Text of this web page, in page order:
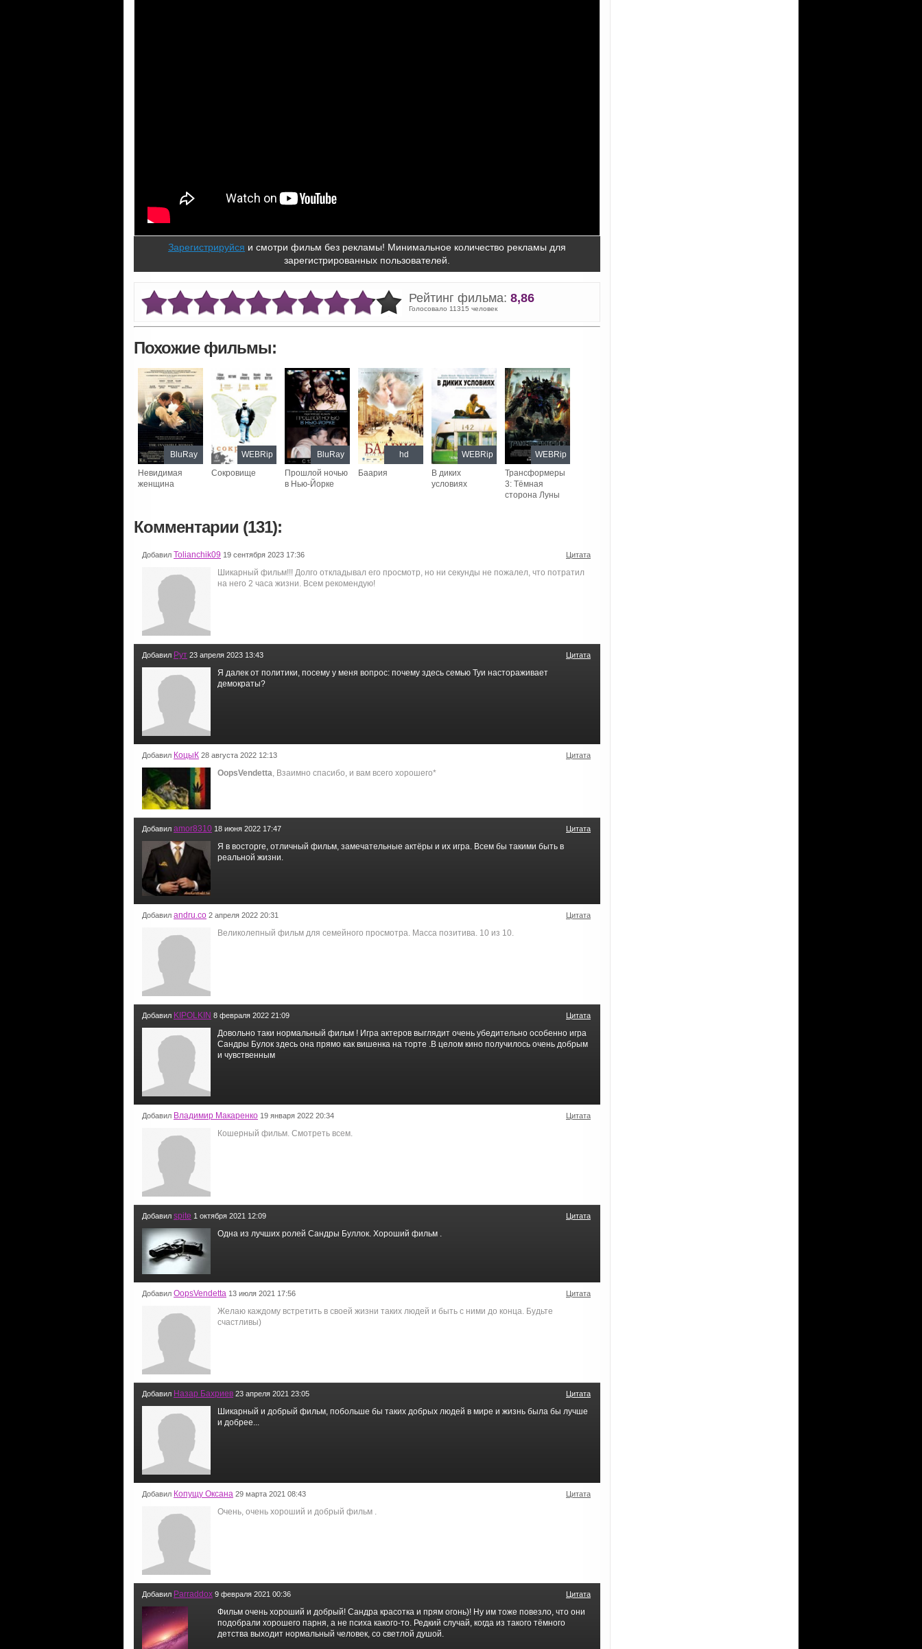
Зарегистрируйся и смотри фильм без рекламы! Минимальное количество рекламы для
зарегистрированных пользователей.
Рейтинг фильма: 8,86
Голосовало 11315 человек
Похожие фильмы:
Невидимая
женщина
BluRay
Сокровище
WEBRip
Прошлой ночью
в Нью-Йорке
BluRay
Баария
hd
В диких
условиях
WEBRip
Трансформеры
3: Тёмная
сторона Луны
WEBRip
Комментарии (131):
Добавил Tolianchik09 19 сентября 2023 17:36 Цитата
Шикарный фильм!!! Долго откладывал его просмотр, но ни секунды не пожалел, что потратил
на него 2 часа жизни. Всем рекомендую!
Добавил Рут 23 апреля 2023 13:43 Цитата
Я далек от политики, посему у меня вопрос: почему здесь семью Туи настораживает
демократы?
Добавил КоцыК 28 августа 2022 12:13 Цитата
OopsVendetta, Взаимно спасибо, и вам всего хорошего*
Добавил amor8310 18 июня 2022 17:47 Цитата
Я в восторге, отличный фильм, замечательные актёры и их игра. Всем бы такими быть в
реальной жизни.
Добавил andru.co 2 апреля 2022 20:31 Цитата
Великолепный фильм для семейного просмотра. Масса позитива. 10 из 10.
Добавил KIPOLKIN 8 февраля 2022 21:09 Цитата
Довольно таки нормальный фильм ! Игра актеров выглядит очень убедительно особенно игра
Сандры Булок здесь она прямо как вишенка на торте .В целом кино получилось очень добрым
и чувственным
Добавил Владимир Макаренко 19 января 2022 20:34 Цитата
Кошерный фильм. Смотреть всем.
Добавил spite 1 октября 2021 12:09 Цитата
Одна из лучших ролей Сандры Буллок. Хороший фильм .
Добавил OopsVendetta 13 июля 2021 17:56 Цитата
Желаю каждому встретить в своей жизни таких людей и быть с ними до конца. Будьте
счастливы)
Добавил Назар Бахриев 23 апреля 2021 23:05 Цитата
Шикарный и добрый фильм, побольше бы таких добрых людей в мире и жизнь была бы лучше
и добрее...
Добавил Копущу Оксана 29 марта 2021 08:43 Цитата
Очень, очень хороший и добрый фильм .
Добавил Parraddox 9 февраля 2021 00:36 Цитата
Фильм очень хороший и добрый! Сандра красотка и прям огонь)! Ну им тоже повезло, что они
подобрали хорошего парня, а не психа какого-то. Редкий случай, когда из такого тёмного
детства выходит нормальный человек, со светлой душой.